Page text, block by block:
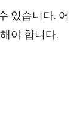
있습니다. 어
야 합니다.